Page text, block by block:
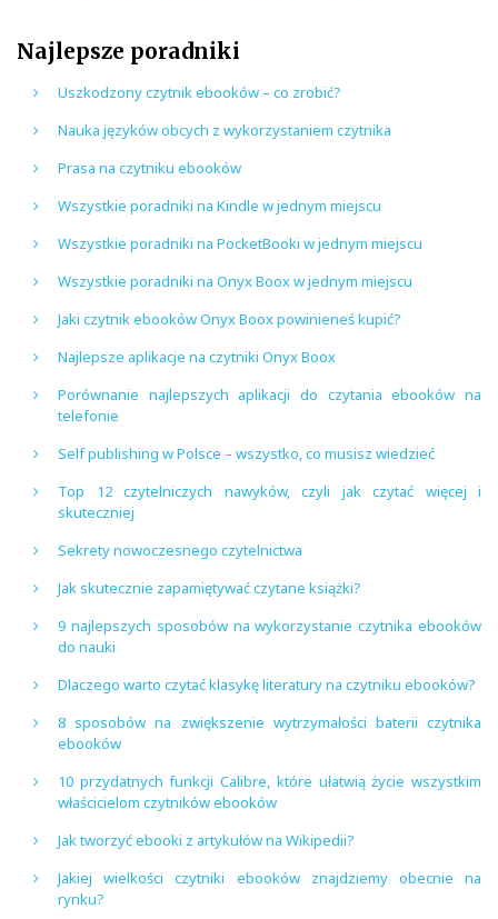
Najlepsze poradniki
Uszkodzony czytnik ebooków – co zrobić?
Nauka języków obcych z wykorzystaniem czytnika
Prasa na czytniku ebooków
Wszystkie poradniki na Kindle w jednym miejscu
Wszystkie poradniki na PocketBooki w jednym miejscu
Wszystkie poradniki na Onyx Boox w jednym miejscu
Jaki czytnik ebooków Onyx Boox powinieneś kupić?
Najlepsze aplikacje na czytniki Onyx Boox
Porównanie najlepszych aplikacji do czytania ebooków na
telefonie
Self publishing w Polsce – wszystko, co musisz wiedzieć
Top 12 czytelniczych nawyków, czyli jak czytać więcej i
skuteczniej
Sekrety nowoczesnego czytelnictwa
Jak skutecznie zapamiętywać czytane książki?
9 najlepszych sposobów na wykorzystanie czytnika ebooków
do nauki
Dlaczego warto czytać klasykę literatury na czytniku ebooków?
8 sposobów na zwiększenie wytrzymałości baterii czytnika
ebooków
10 przydatnych funkcji Calibre, które ułatwią życie wszystkim
właścicielom czytników ebooków
Jak tworzyć ebooki z artykułów na Wikipedii?
Jakiej wielkości czytniki ebooków znajdziemy obecnie na
rynku?